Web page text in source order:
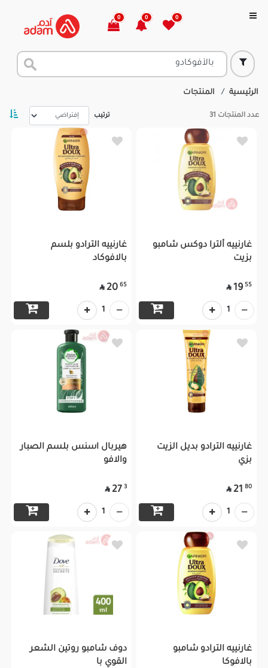
0
0
0
الرئيسية المنتجات
عدد المنتجات 31 ترتيب
غارنييه ألترا دوكس شامبو
بزيت
55
19

1
غارنييه الترادو بلسم
بالافوكاد
65
20

1
غارنييه الترادو بديل الزيت
بزي
80
21

1
هيربال اسنس بلسم الصبار
والافو
3
27

1
غارنييه الترادو شامبو
بالافوكا
دوف شامبو روتين الشعر
القوي با